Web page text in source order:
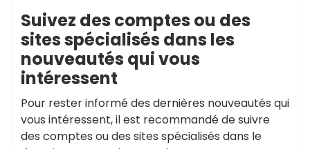
Suivez des comptes ou des
sites spécialisés dans les
nouveautés qui vous
intéressent
Pour rester informé des dernières nouveautés qui
vous intéressent, il est recommandé de suivre
des comptes ou des sites spécialisés dans le